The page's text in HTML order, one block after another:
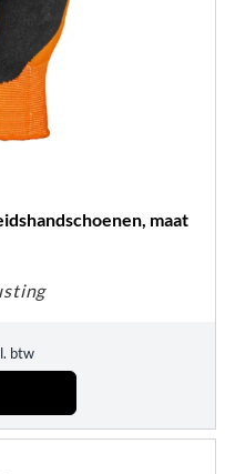
maat
btw